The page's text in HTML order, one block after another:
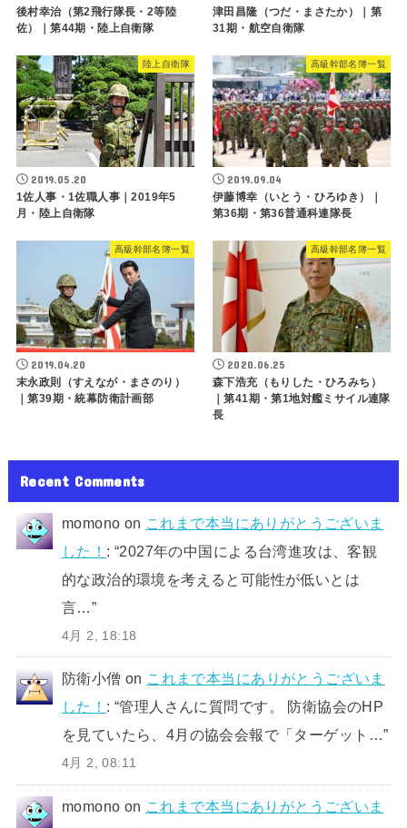
後村幸治（第2飛行隊長・2等陸
佐）｜第44期・陸上自衛隊
津田昌隆（つだ・まさたか）｜第
31期・航空自衛隊
陸上自衛隊
2019.05.20
1佐人事・1佐職人事｜2019年5
月・陸上自衛隊
高級幹部名簿一覧
2019.09.04
伊藤博幸（いとう・ひろゆき）｜
第36期・第36普通科連隊長
高級幹部名簿一覧
2019.04.20
末永政則（すえなが・まさのり）
｜第39期・統幕防衛計画部
高級幹部名簿一覧
2020.06.25
森下浩充（もりした・ひろみち）
｜第41期・第1地対艦ミサイル連隊
長
Recent Comments
momono on これまで本当にありがとうございま
した！ : “2027年の中国による台湾進攻は、客観
的な政治的環境を考えると可能性が低いとは
言…”
4月 2, 18:18
防衛小僧 on これまで本当にありがとうございま
した！ : “管理人さんに質問です。 防衛協会のHP
を見ていたら、4月の協会会報で「ターゲット…”
4月 2, 08:11
momono on これまで本当にありがとうございま